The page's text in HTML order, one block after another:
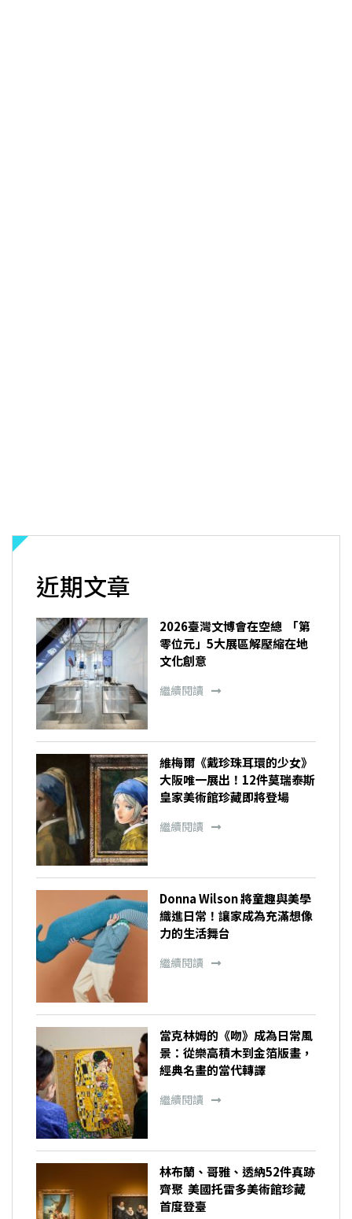
近期文章
2026臺灣文博會在空總 「第
零位元」5大展區解壓縮在地
文化創意
繼續閱讀
維梅爾《戴珍珠耳環的少女》
大阪唯一展出！12件莫瑞泰斯
皇家美術館珍藏即將登場
繼續閱讀
Donna Wilson 將童趣與美學
織進日常！讓家成為充滿想像
力的生活舞台
繼續閱讀
當克林姆的《吻》成為日常風
景：從樂高積木到金箔版畫，
經典名畫的當代轉譯
繼續閱讀
林布蘭、哥雅、透納52件真跡
齊聚 美國托雷多美術館珍藏
首度登臺